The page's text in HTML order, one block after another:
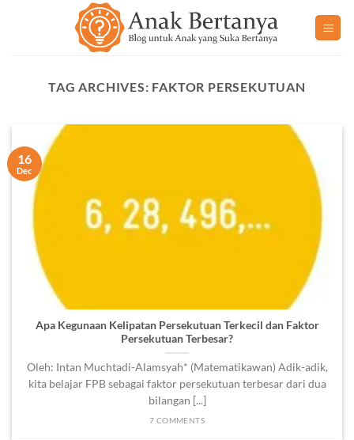
TAG ARCHIVES: FAKTOR PERSEKUTUAN
Apa Kegunaan Kelipatan Persekutuan Terkecil dan Faktor
Persekutuan Terbesar?
Oleh: Intan Muchtadi-Alamsyah* (Matematikawan) Adik-adik,
kita belajar FPB sebagai faktor persekutuan terbesar dari dua
bilangan [...]
7 COMMENTS
16
Dec